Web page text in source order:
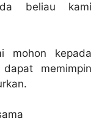
beliau kami
mohon kepada
memimpin